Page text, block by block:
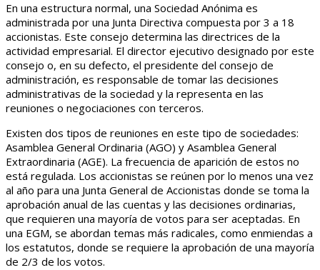
En una estructura normal, una Sociedad Anónima es
administrada por una Junta Directiva compuesta por 3 a 18
accionistas. Este consejo determina las directrices de la
actividad empresarial. El director ejecutivo designado por este
consejo o, en su defecto, el presidente del consejo de
administración, es responsable de tomar las decisiones
administrativas de la sociedad y la representa en las
reuniones o negociaciones con terceros.
Existen dos tipos de reuniones en este tipo de sociedades:
Asamblea General Ordinaria (AGO) y Asamblea General
Extraordinaria (AGE). La frecuencia de aparición de estos no
está regulada. Los accionistas se reúnen por lo menos una vez
al año para una Junta General de Accionistas donde se toma la
aprobación anual de las cuentas y las decisiones ordinarias,
que requieren una mayoría de votos para ser aceptadas. En
una EGM, se abordan temas más radicales, como enmiendas a
los estatutos, donde se requiere la aprobación de una mayoría
de 2/3 de los votos.